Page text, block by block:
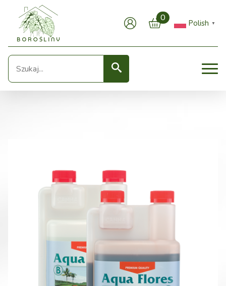
0
Polish ▼
Seearch